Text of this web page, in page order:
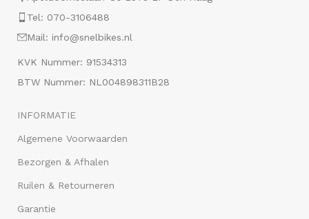
Tel: 070-3106488
Mail: info@snelbikes.nl
KVK Nummer: 91534313
BTW Nummer: NL004898311B28
INFORMATIE
Algemene Voorwaarden
Bezorgen & Afhalen
Ruilen & Retourneren
Garantie